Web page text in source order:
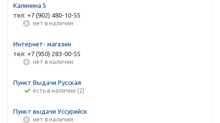
Калинина 5
тел: +7 (902) 480-10-55
Нет в наличии
Интернет- магазин
тел: +7 (950) 283-00-55
Нет в наличии
Пункт Выдачи Русская
Есть в наличии (2)
Пункт выдачи Уссурийск
Нет в наличии